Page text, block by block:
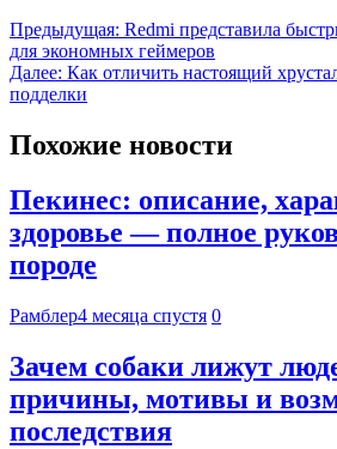
Предыдущая: Redmi представила
для экономных геймеров
Далее: Как отличить настоящий
подделки
Похожие новости
Пекинес: описание,
здоровье — полное
породе
Рамблер4 месяца спустя 0
Зачем собаки лижут
причины, мотивы и
последствия